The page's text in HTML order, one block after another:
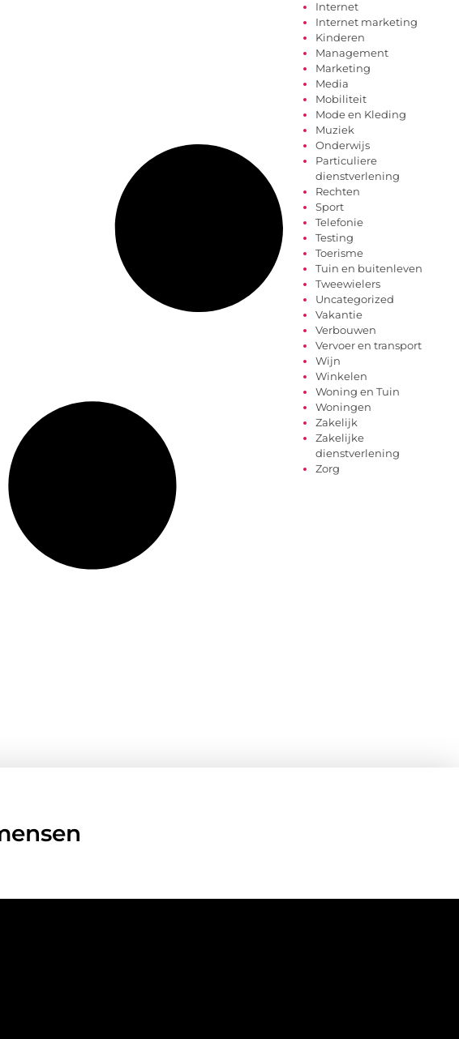
Internet
Internet marketing
Kinderen
Management
Marketing
Media
Mobiliteit
Mode en Kleding
Muziek
Onderwijs
Particuliere
dienstverlening
Rechten
Sport
Telefonie
Testing
Toerisme
Tuin en buitenleven
Tweewielers
Uncategorized
Vakantie
Verbouwen
Vervoer en transport
Wijn
Winkelen
Woning en Tuin
Woningen
Zakelijk
Zakelijke
dienstverlening
Zorg